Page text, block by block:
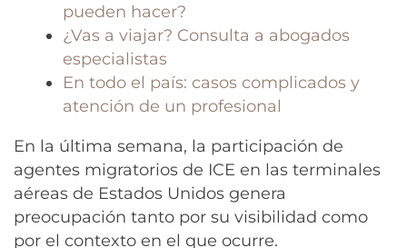
pueden hacer?
¿Vas a viajar? Consulta a abogados
especialistas
En todo el país: casos complicados y
atención de un profesional
En la última semana, la participación de
agentes migratorios de ICE en las terminales
aéreas de Estados Unidos genera
preocupación tanto por su visibilidad como
por el contexto en el que ocurre.